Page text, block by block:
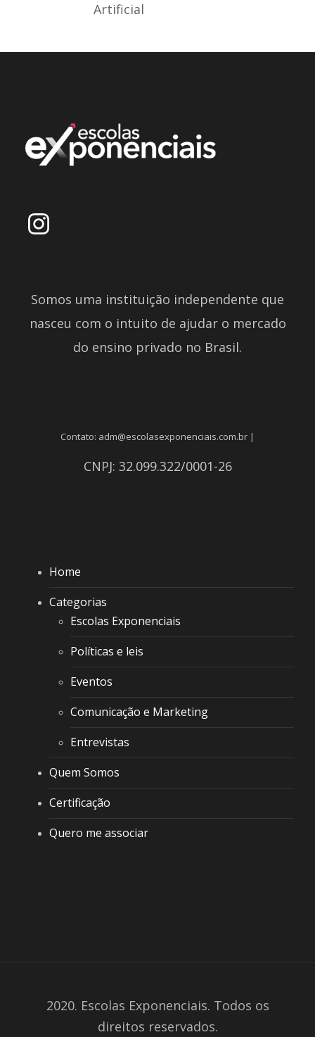
Artificial
Somos uma instituição independente que
nasceu com o intuito de ajudar o mercado
do ensino privado no Brasil.
Contato: adm@escolasexponenciais.com.br |
CNPJ: 32.099.322/0001-26
Home
Categorias
Escolas Exponenciais
Políticas e leis
Eventos
Comunicação e Marketing
Entrevistas
Quem Somos
Certificação
Quero me associar
2020. Escolas Exponenciais. Todos os
direitos reservados.